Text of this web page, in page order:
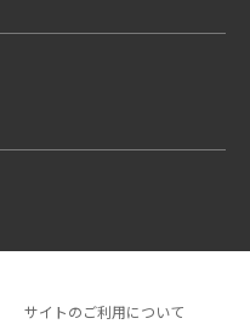
サイトのご利用について